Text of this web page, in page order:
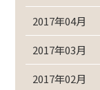
2017年04月
2017年03月
2017年02月